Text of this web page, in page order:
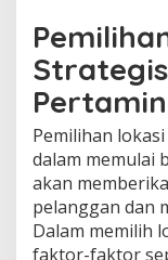
Pemilihan
dalam memulai
akan
pelanggan dan
Dalam memilih
faktor-faktor